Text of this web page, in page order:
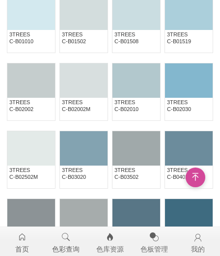
3TREES
C-B01010
3TREES
C-B01502
3TREES
C-B01508
3TREES
C-B01519
3TREES
C-B02002
3TREES
C-B02002M
3TREES
C-B02010
3TREES
C-B02030
3TREES
C-B02502M
3TREES
C-B03020
3TREES
C-B03502
3TREES
C-B04020
3TREES
3TREES
C-B04502M
首页 色彩查询 色库资源 色板管理 我的